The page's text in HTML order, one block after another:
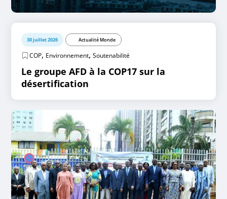
30 juillet 2026 Actualité Monde
COP, Environnement,Soutenabilité
Le groupe AFD à la COP17 sur la
désertification